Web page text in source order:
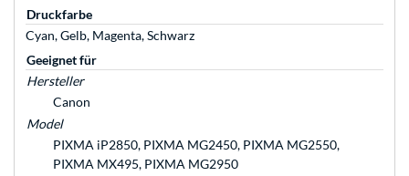
Druckfarbe
Cyan, Gelb, Magenta, Schwarz
Geeignet für
Hersteller
Canon
Model
PIXMA iP2850, PIXMA MG2450, PIXMA MG2550,
PIXMA MX495, PIXMA MG2950